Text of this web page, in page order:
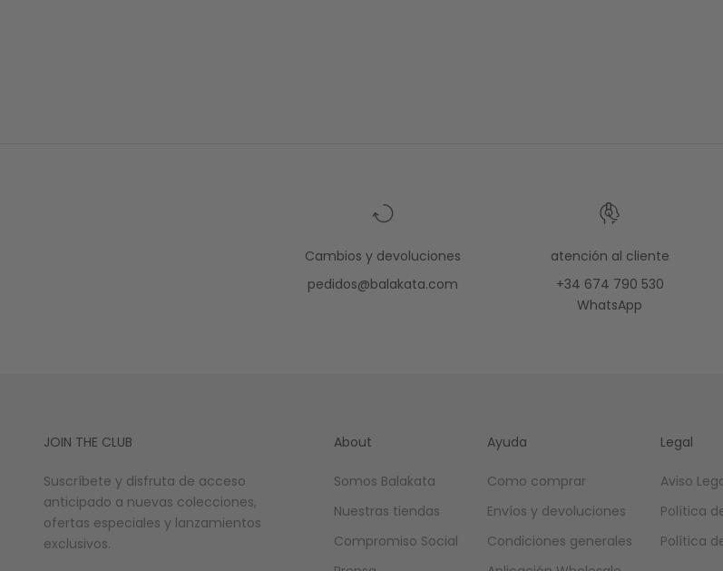
Cambios y devoluciones
pedidos@balakata.com
atención al cliente
+34 674 790 530
WhatsApp
JOIN THE CLUB
Suscríbete y disfruta de acceso
anticipado a nuevas colecciones,
ofertas especiales y lanzamientos
exclusivos.
About
Somos Balakata
Nuestras tiendas
Compromiso Social
Ayuda
Como comprar
Envíos y devoluciones
Condiciones generales
Legal
Aviso
Política
Política